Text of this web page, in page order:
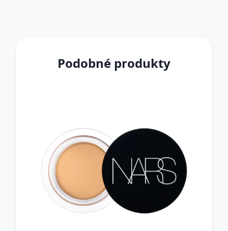
Podobné produkty